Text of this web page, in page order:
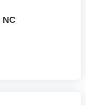
NC